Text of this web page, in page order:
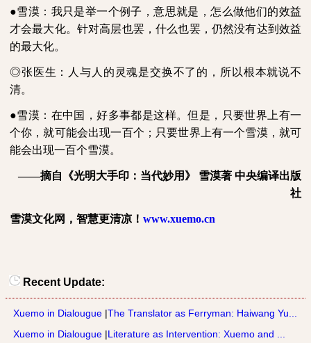
●雪漠：我只是举一个例子，意思就是，怎么做他们的效益
才会最大化。针对高层也罢，什么也罢，仍然没有达到效益
的最大化。
◎张医生：人与人的灵魂是交换不了的，所以根本就说不
清。
●雪漠：在中国，好多事都是这样。但是，只要世界上有一
个你，就可能会出现一百个；只要世界上有一个雪漠，就可
能会出现一百个雪漠。
——摘自《光明大手印：当代妙用》 雪漠著 中央编译出版
社
雪漠文化网，智慧更清凉！ www.xuemo.cn
Recent Update:
Xuemo in Dialougue |The Translator as Ferryman: Haiwang Yu...
Xuemo in Dialougue |Literature as Intervention: Xuemo and ...